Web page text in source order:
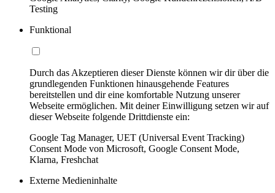
Testing
Funktional
Durch das Akzeptieren dieser Dienste können wir dir über die
grundlegenden Funktionen hinausgehende Features
bereitstellen und dir eine komfortable Nutzung unserer
Webseite ermöglichen. Mit deiner Einwilligung setzen wir auf
dieser Webseite folgende Drittdienste ein:
Google Tag Manager, UET (Universal Event Tracking)
Consent Mode von Microsoft, Google Consent Mode,
Klarna, Freshchat
Externe Medieninhalte